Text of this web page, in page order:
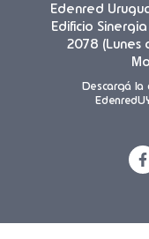
Edenred
Edificio
2078 (Lunes
Descargá la